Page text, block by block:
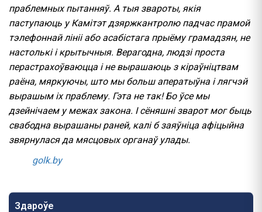
Здароўе
праблемных пытанняў. А тыя звароты, якія
паступаюць у Камітэт дзяржкантролю падчас прамой
тэлефоннай лініі або асабістага прыёму грамадзян, не
настолькі і крытычныя. Верагодна, людзі проста
перастрахоўваюцца і не вырашаюць з кіраўніцтвам
раёна, мяркуючы, што мы больш аператыўна і лягчэй
вырашым іх праблему. Гэта не так! Бо ўсе мы
дзейнічаем у межах закона. І сёняшні зварот мог быць
свабодна вырашаны раней, калі б заяўніца афіцыйна
звярнулася да мясцовых органаў улады.
golk.by